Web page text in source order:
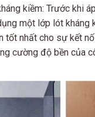
kiềm: Trước khi
một lớp lót kháng
tốt nhất cho sự kết
cường độ bền của